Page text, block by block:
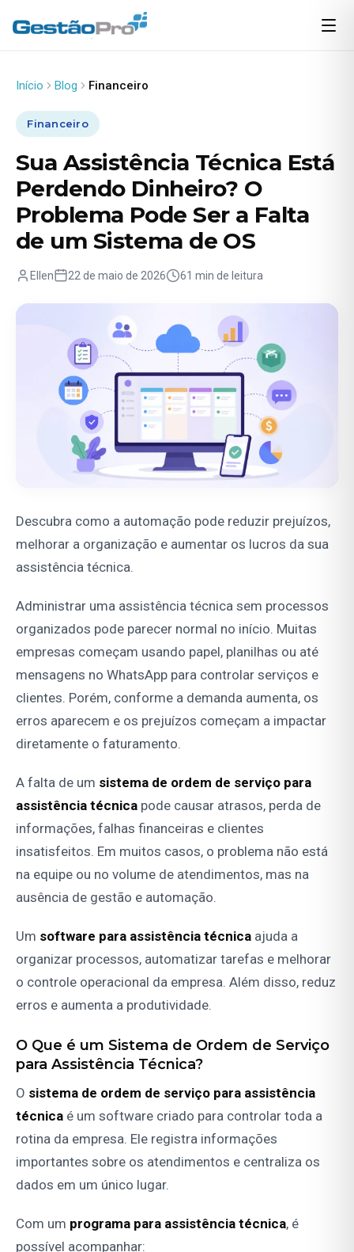
Início Blog Financeiro
Financeiro
Sua Assistência Técnica Está
Perdendo Dinheiro? O
Problema Pode Ser a Falta
de um Sistema de OS
Ellen 22 de maio de 2026 61 min de leitura
Descubra como a automação pode reduzir prejuízos,
melhorar a organização e aumentar os lucros da sua
assistência técnica.
Administrar uma assistência técnica sem processos
organizados pode parecer normal no início. Muitas
empresas começam usando papel, planilhas ou até
mensagens no WhatsApp para controlar serviços e
clientes. Porém, conforme a demanda aumenta, os
erros aparecem e os prejuízos começam a impactar
diretamente o faturamento.
A falta de um sistema de ordem de serviço para
assistência técnica pode causar atrasos, perda de
informações, falhas financeiras e clientes
insatisfeitos. Em muitos casos, o problema não está
na equipe ou no volume de atendimentos, mas na
ausência de gestão e automação.
Um software para assistência técnica ajuda a
organizar processos, automatizar tarefas e melhorar
o controle operacional da empresa. Além disso, reduz
erros e aumenta a produtividade.
O Que é um Sistema de Ordem de Serviço
para Assistência Técnica?
O sistema de ordem de serviço para assistência
técnica é um software criado para controlar toda a
rotina da empresa. Ele registra informações
importantes sobre os atendimentos e centraliza os
dados em um único lugar.
Com um programa para assistência técnica, é
possível acompanhar: